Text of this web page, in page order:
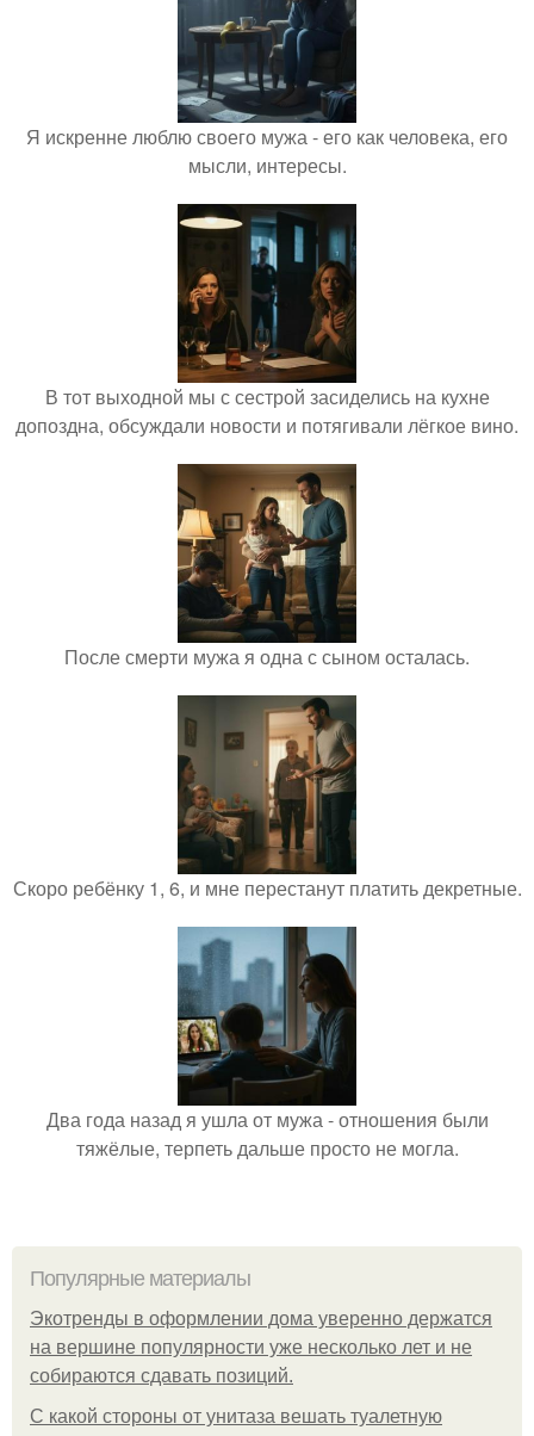
Я искренне люблю своего мужа - его как человека, его
мысли, интересы.
В тот выходной мы с сестрой засиделись на кухне
допоздна, обсуждали новости и потягивали лёгкое вино.
После смерти мужа я одна с сыном осталась.
Скоро ребёнку 1, 6, и мне перестанут платить декретные.
Два года назад я ушла от мужа - отношения были
тяжёлые, терпеть дальше просто не могла.
Популярные материалы
Экотренды в оформлении дома уверенно держатся
на вершине популярности уже несколько лет и не
собираются сдавать позиций.
С какой стороны от унитаза вешать туалетную